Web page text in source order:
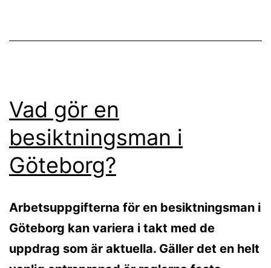
Vad gör en
besiktningsman i
Göteborg?
Arbetsuppgifterna för en besiktningsman i
Göteborg kan variera i takt med de
uppdrag som är aktuella. Gäller det en helt